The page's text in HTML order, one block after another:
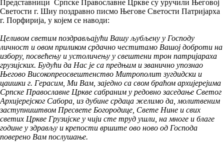
Представници Српске Православне Цркве су уручили Његовој
Светости г. Шиу поздравно писмо Његове Светости Патријарха
г. Порфирија, у којем се наводи:
Целивом светим поздрављајући Вашу љубљену у Господу
личност и овом приликом срдачно честитамо Вашој доброти на
избору, посвећењу и устоличењу у свештени трон патријараха
грузијских. Будући да Нас је са предњим и званично упознао
Његово Високопреосвештенство Митрополит зугдидски и
цаишки г. Герасим, Ми Вам, заједно са свом браћом архијерејима
Српске Православне Цркве сабраним у редовно заседање Светог
Архијерејског Сабора, из дубине срдаца желимо да, молитвеним
заступништвом Пресвете Богородице, Свете Нине и свих
светих Цркве Грузијске у чији сте труд ушли, на многе и благе
године у здрављу и крепости вршите ово ново од Господа
поверено Вам послушање.